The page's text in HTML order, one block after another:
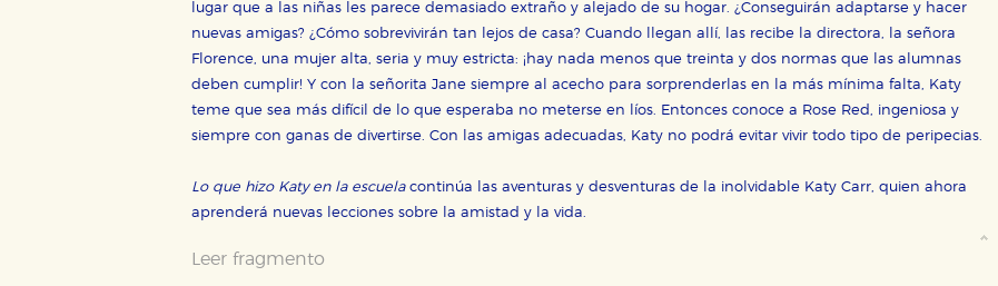
lugar que a las niñas les parece demasiado extraño y alejado de su hogar. ¿Conseguirán adaptarse y hacer
nuevas amigas? ¿Cómo sobrevivirán tan lejos de casa? Cuando llegan allí, las recibe la directora, la señora
Florence, una mujer alta, seria y muy estricta: ¡hay nada menos que treinta y dos normas que las alumnas
deben cumplir! Y con la señorita Jane siempre al acecho para sorprenderlas en la más mínima falta, Katy
teme que sea más difícil de lo que esperaba no meterse en líos. Entonces conoce a Rose Red, ingeniosa y
siempre con ganas de divertirse. Con las amigas adecuadas, Katy no podrá evitar vivir todo tipo de peripecias.
Lo que hizo Katy en la escuela continúa las aventuras y desventuras de la inolvidable Katy Carr, quien ahora
aprenderá nuevas lecciones sobre la amistad y la vida.
Leer fragmento
Cookies necesarias
Estas cookies son necesarias para que nuestro sitio web funcione y no es posible deshabilitarlas
hacerlo desde el navegador, pero en ese caso es posible que algunas áreas de nuestra web
Cookies de rendimiento y analíticas
Estas cookies se utilizan para mejorar su experiencia de navegación y optimizar el
Cookies de publicidad y redes sociales
Estas cookies son gestionadas por nuestros socios publicitarios y se utilizan para mostrar
otros sitios. No almacenan directamente información personal sino que se basan en la